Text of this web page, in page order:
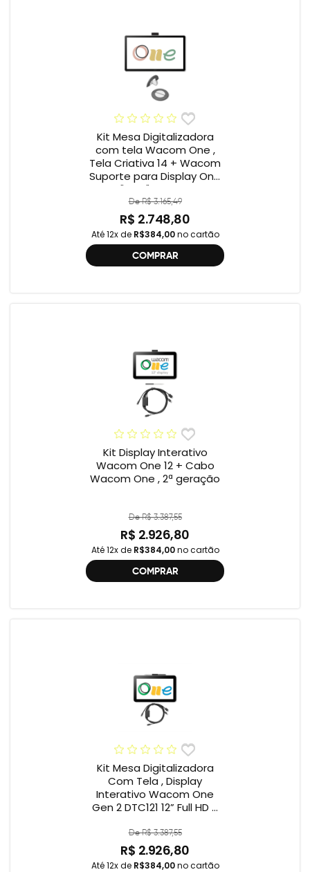
Kit Mesa Digitalizadora
com tela Wacom One ,
Tela Criativa 14 + Wacom
Suporte para Display One
12" e 13" ACK649Z
De R$ 3.165,49
R$ 2.748,80
Até 12x de R$384,00no cartão
COMPRAR
Kit Display Interativo
Wacom One 12 + Cabo
Wacom One , 2ª geração
De R$ 3.387,55
R$ 2.926,80
Até 12x de R$384,00no cartão
COMPRAR
Kit Mesa Digitalizadora
Com Tela , Display
Interativo Wacom One
Gen 2 DTC121 12” Full HD +
geração , DTC121 ,
DTH134W,
De R$ 3.387,55
R$ 2.926,80
Até 12x de R$384,00no cartão